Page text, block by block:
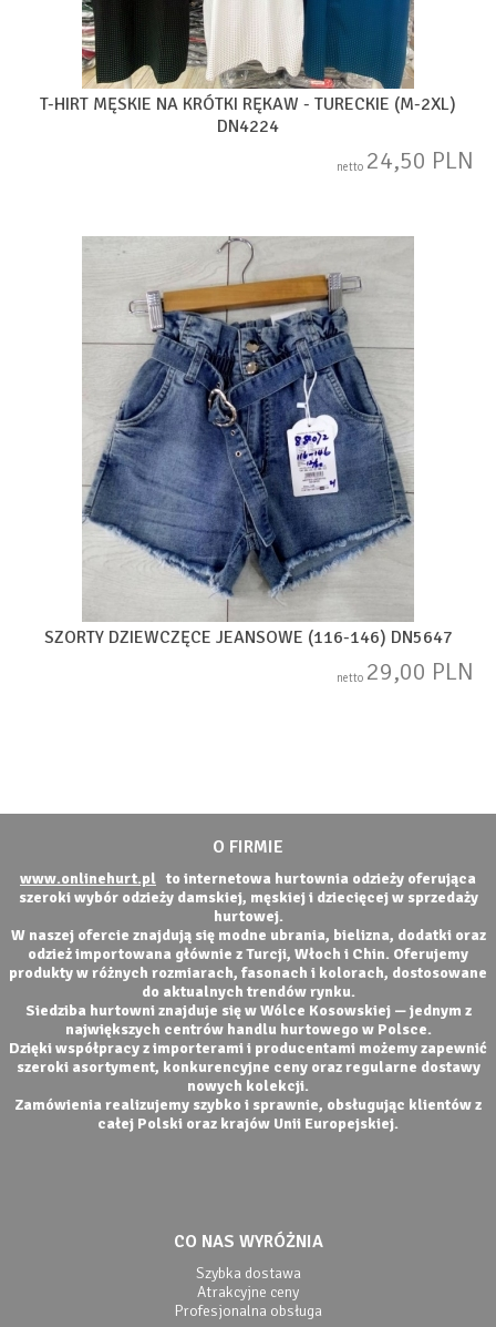
T-HIRT MĘSKIE NA KRÓTKI RĘKAW - TURECKIE (M-2XL)
DN4224
netto 24,50 PLN
SZORTY DZIEWCZĘCE JEANSOWE (116-146) DN5647
netto 29,00 PLN
O FIRMIE
www.onlinehurt.pl to internetowa hurtownia odzieży oferująca
szeroki wybór odzieży damskiej, męskiej i dziecięcej w sprzedaży
hurtowej.
W naszej ofercie znajdują się modne ubrania, bielizna, dodatki oraz
odzież importowana głównie z Turcji, Włoch i Chin. Oferujemy
produkty w różnych rozmiarach, fasonach i kolorach, dostosowane
do aktualnych trendów rynku.
Siedziba hurtowni znajduje się w Wólce Kosowskiej — jednym z
największych centrów handlu hurtowego w Polsce.
Dzięki współpracy z importerami i producentami możemy zapewnić
szeroki asortyment, konkurencyjne ceny oraz regularne dostawy
nowych kolekcji.
Zamówienia realizujemy szybko i sprawnie, obsługując klientów z
całej Polski oraz krajów Unii Europejskiej.
CO NAS WYRÓŻNIA
Szybka dostawa
Atrakcyjne ceny
Profesjonalna obsługa